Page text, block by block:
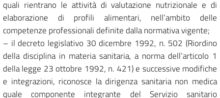
quali rientrano le attività di valutazione nutrizionale e di
elaborazione di profili alimentari, nell’ambito delle
competenze professionali definite dalla normativa vigente;
– il decreto legislativo 30 dicembre 1992, n. 502 (Riordino
della disciplina in materia sanitaria, a norma dell’articolo 1
della legge 23 ottobre 1992, n. 421) e successive modifiche
e integrazioni, riconosce la dirigenza sanitaria non medica
quale componente integrante del Servizio sanitario